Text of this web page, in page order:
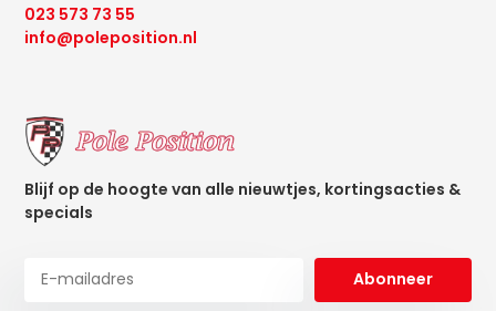
023 573 73 55
info@poleposition.nl
Blijf op de hoogte van alle nieuwtjes, kortingsacties &
specials
Abonneer